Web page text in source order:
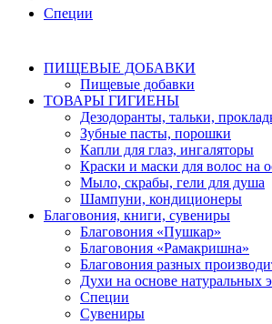
Специи
ПИЩЕВЫЕ ДОБАВКИ
Пищевые добавки
ТОВАРЫ ГИГИЕНЫ
Дезодоранты, тальки,
Зубные пасты, порошки
Капли для глаз, ингаляторы
Краски и маски для волос на
Мыло, скрабы, гели для душа
Шампуни, кондиционеры
Благовония, книги, сувениры
Благовония «Пушкар»
Благовония «Рамакришна»
Благовония разных
Духи на основе натуральных
Специи
Сувениры